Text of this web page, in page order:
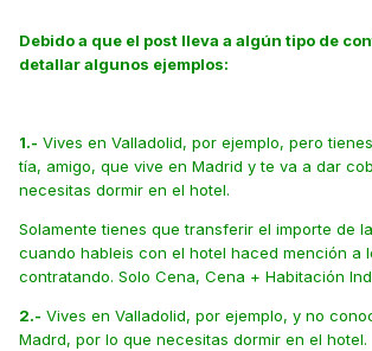
Debido a que el post lleva a algún tipo de
detallar algunos ejemplos:
1.- Vives en Valladolid, por ejemplo, pero
tía, amigo, que vive en Madrid y te va a dar
necesitas dormir en el hotel.
Solamente tienes que transferir el importe de
cuando hableis con el hotel haced mención a
contratando. Solo Cena, Cena + Habitación
2.- Vives en Valladolid, por ejemplo, y no
Madrd, por lo que necesitas dormir en el hotel.